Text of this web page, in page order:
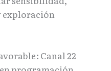
exploración
Canal 22